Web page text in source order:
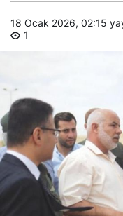
18 Ocak 2026, 02:15
1